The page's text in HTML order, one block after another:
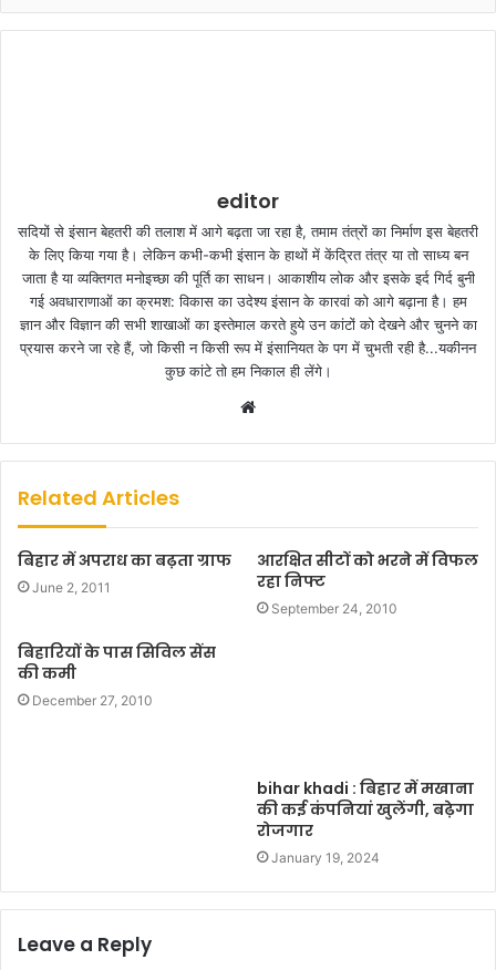
editor
सदियों से इंसान बेहतरी की तलाश में आगे बढ़ता जा रहा है, तमाम तंत्रों का निर्माण इस बेहतरी
के लिए किया गया है। लेकिन कभी-कभी इंसान के हाथों में केंद्रित तंत्र या तो साध्य बन
जाता है या व्यक्तिगत मनोइच्छा की पूर्ति का साधन। आकाशीय लोक और इसके इर्द गिर्द बुनी
गई अवधाराणाओं का क्रमश: विकास का उदेश्य इंसान के कारवां को आगे बढ़ाना है। हम
ज्ञान और विज्ञान की सभी शाखाओं का इस्तेमाल करते हुये उन कांटों को देखने और चुनने का
प्रयास करने जा रहे हैं, जो किसी न किसी रूप में इंसानियत के पग में चुभती रही है...यकीनन
कुछ कांटे तो हम निकाल ही लेंगे।
b
e
Related Articles
बिहार में अपराध का बढ़ता ग्राफ
June 2, 2011
आरक्षित सीटों को भरने में विफल
रहा निफ्ट
September 24, 2010
बिहारियों के पास सिविल सेंस
की कमी
December 27, 2010
bihar khadi : बिहार में मखाना
की कई कंपनियां खुलेंगी, बढ़ेगा
रोजगार
January 19, 2024
Leave a Reply